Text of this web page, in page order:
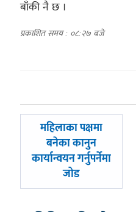
बाँकी नै छ ।
प्रकाशित समय : ०८:२७ बजे
पछिल्लाे
महिलाका पक्षमा
बनेका कानुन
कार्यान्वयन गर्नुपर्नेमा
जोड